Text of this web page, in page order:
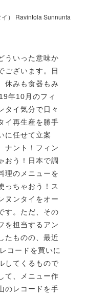
ういった意味か
ございます。日
休みも食器もみ
年10月のフィ
タイ気分で日々
イ再生産を勝手
に任せて立案
ナント！フィン
おう！日本で調
理のメニューを
っちゃおう！ス
ヌンタイをオー
す。ただ、その
を担当するアン
たものの、最近
コードを買いに
してくるもので
て、メニュー作
のレコードを手